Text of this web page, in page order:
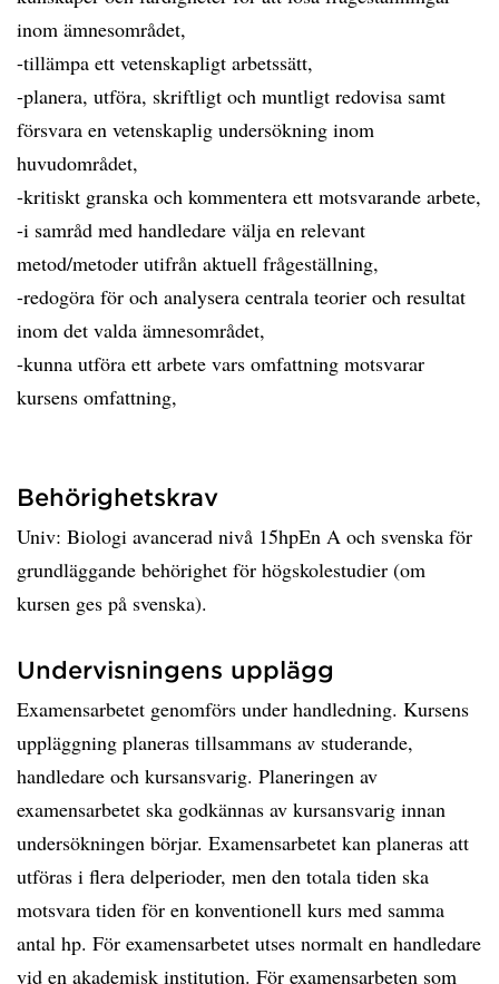
inom ämnesområdet,
-tillämpa ett vetenskapligt arbetssätt,
-planera, utföra, skriftligt och muntligt redovisa samt
försvara en vetenskaplig undersökning inom
huvudområdet,
-kritiskt granska och kommentera ett motsvarande arbete,
-i samråd med handledare välja en relevant
metod/metoder utifrån aktuell frågeställning,
-redogöra för och analysera centrala teorier och resultat
inom det valda ämnesområdet,
-kunna utföra ett arbete vars omfattning motsvarar
kursens omfattning,
Behörighetskrav
Univ: Biologi avancerad nivå 15hpEn A och svenska för
grundläggande behörighet för högskolestudier (om
kursen ges på svenska).
Undervisningens upplägg
Examensarbetet genomförs under handledning. Kursens
uppläggning planeras tillsammans av studerande,
handledare och kursansvarig. Planeringen av
examensarbetet ska godkännas av kursansvarig innan
undersökningen börjar. Examensarbetet kan planeras att
utföras i flera delperioder, men den totala tiden ska
motsvara tiden för en konventionell kurs med samma
antal hp. För examensarbetet utses normalt en handledare
vid en akademisk institution. För examensarbeten som